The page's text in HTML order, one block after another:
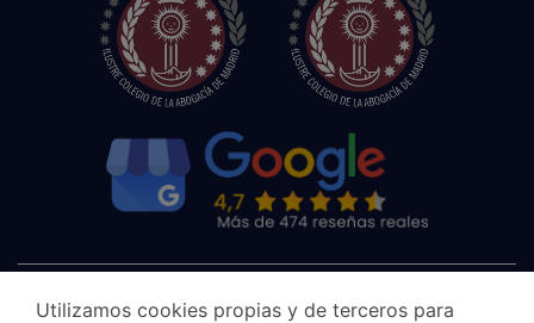
Utilizamos cookies propias y de terceros para